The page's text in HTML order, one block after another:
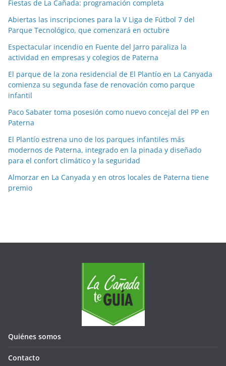
i
a
s
p
o
r
m
e
s
e
Fiestas de La Cañada: programación completa
Abiertas las inscripciones para la V Liga de Fútbol 7 del
Parque Tecnológico, que comenzará en octubre
Espectacular incendio en Fuente del Jarro paraliza la
actividad en empresas y colegios de Paterna
El parque de la zona residencial de El Plantío en La Canyada
comienza su segunda fase de renovación como parque
infantil
Paco Sabater toma posesión como nuevo concejal del PP en
Paterna
El Plantío estrena uno de los parques infantiles más
modernos de Paterna, integrado en la pinada y diseñado
para el confort climático y la seguridad
Almorzar en La Canyada y en otros locales de Paterna tiene
premio
Quiénes somos
Contacto